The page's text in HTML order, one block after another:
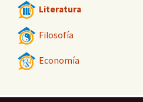
Literatura
Filosofía
Economía